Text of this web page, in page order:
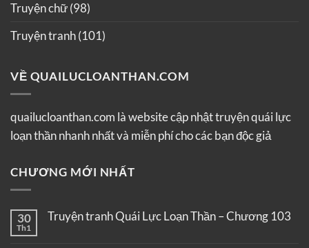
Truyện chữ(98)
Truyện tranh(101)
VỀ QUAILUCLOANTHAN.COM
quailucloanthan.com là website cập nhật truyện quái lực
loạn thần nhanh nhất và miễn phí cho các bạn độc giả
CHƯƠNG MỚI NHẤT
30
Th1
Truyện tranh Quái Lực Loạn Thần – Chương 103